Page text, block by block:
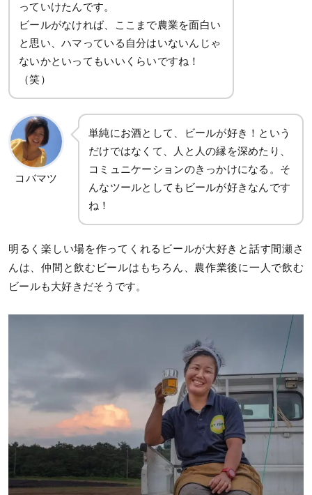
っていけたんです。
ビールがなければ、ここまで農業を面白い
と思い、ハマっている自分はいないんじゃ
ないかといってもいいくらいですね！
（笑）
コバマツ
単純にお酒として、ビールが好き！という
だけではなくて、人と人の縁を深めたり、
コミュニケーションのきっかけになる。そ
んなツールとしてもビールが好きなんです
ね！
明るく楽しい場を作ってくれるビールが大好きと話す間瀬さ
んは、仲間と飲むビールはもちろん、農作業後に一人で飲む
ビールも大好きだそうです。